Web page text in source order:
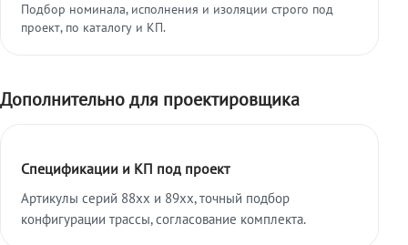
Подбор номинала, исполнения и изоляции строго под
проект, по каталогу и КП.
Дополнительно для проектировщика
Спецификации и КП под проект
Артикулы серий 88xx и 89xx, точный подбор
конфигурации трассы, согласование комплекта.